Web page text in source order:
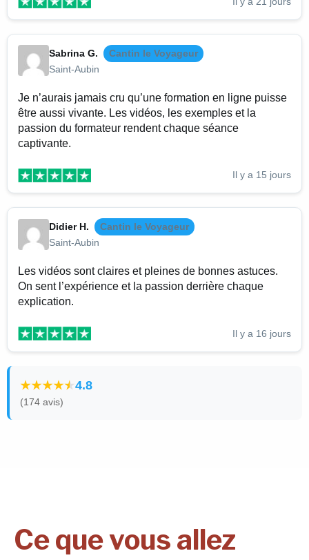
Sabrina G.
Cantin le Voyageur
Saint-Aubin
Je n’aurais jamais cru qu’une formation en ligne puisse
être aussi vivante. Les vidéos, les exemples et la
passion du formateur rendent chaque séance
captivante.
Il y a 15 jours
Didier H.
Cantin le Voyageur
Saint-Aubin
Les vidéos sont claires et pleines de bonnes astuces.
On sent l’expérience et la passion derrière chaque
explication.
Il y a 16 jours
4.8
(174 avis)
Ce que vous allez